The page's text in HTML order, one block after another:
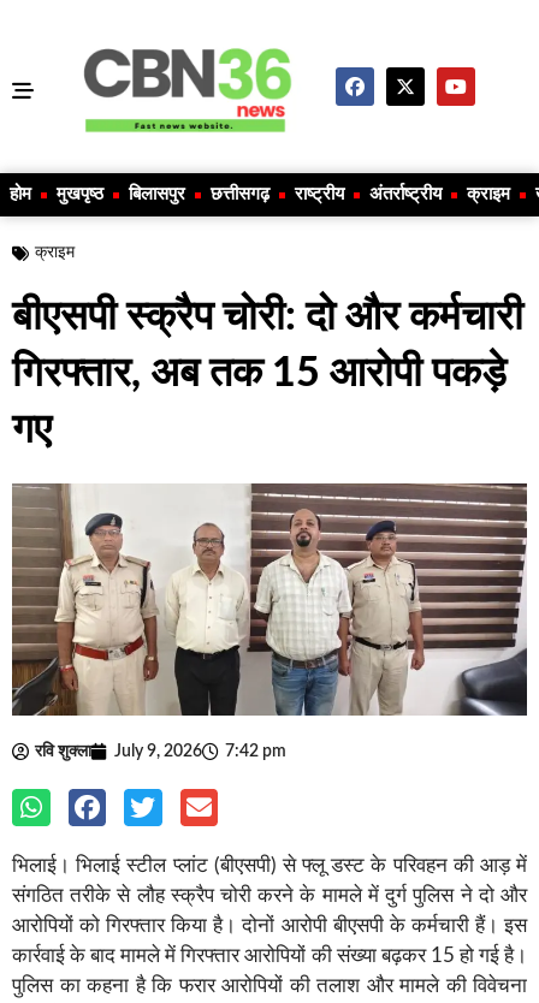
होम मुखपृष्ठ बिलासपुर छत्तीसगढ़ राष्ट्रीय अंतर्राष्ट्रीय क्राइम
क्राइम
बीएसपी स्क्रैप चोरी: दो और कर्मचारी
गिरफ्तार, अब तक 15 आरोपी पकड़े
गए
रवि शुक्ला July 9, 2026 7:42 pm
भिलाई। भिलाई स्टील प्लांट (बीएसपी) से फ्लू डस्ट के परिवहन की आड़ में
संगठित तरीके से लौह स्क्रैप चोरी करने के मामले में दुर्ग पुलिस ने दो और
आरोपियों को गिरफ्तार किया है। दोनों आरोपी बीएसपी के कर्मचारी हैं। इस
कार्रवाई के बाद मामले में गिरफ्तार आरोपियों की संख्या बढ़कर 15 हो गई है।
पुलिस का कहना है कि फरार आरोपियों की तलाश और मामले की विवेचना